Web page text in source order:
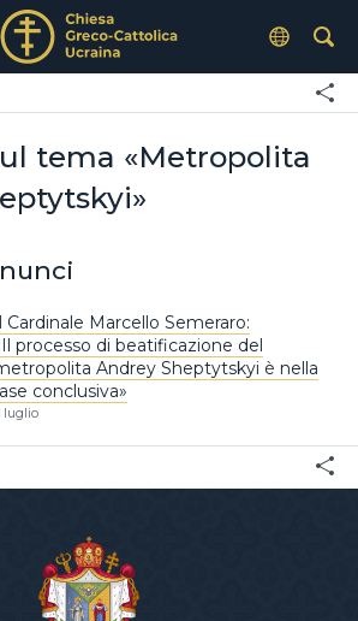
tema «Metropolita
Cardinale Marcello Semeraro:
processo di beatificazione del
Andrey Sheptytskyi è nella
conclusiva»
luglio